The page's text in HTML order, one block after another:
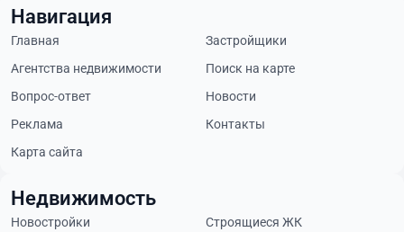
Навигация
Главная
Застройщики
Агентства недвижимости
Поиск на карте
Вопрос-ответ
Новости
Реклама
Контакты
Карта сайта
Недвижимость
Новостройки Строящиеся ЖК